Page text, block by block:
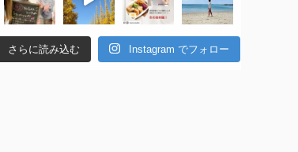
さらに読み込む Instagram でフォロー